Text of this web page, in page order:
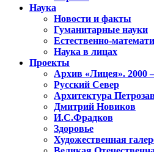
Наука
Новости и факты
Гуманитарные науки
Естественно-
Наука в лицах
Проекты
Архив «Лицея». 2000
Русский Север
Архитектура
Дмитрий Новиков
И.С.Фрадков
Здоровье
Художественная